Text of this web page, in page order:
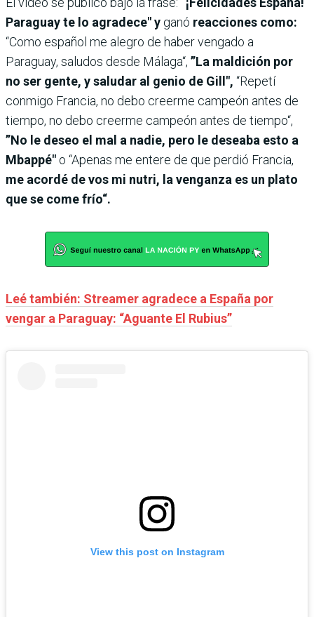
Paraguay te lo agradece" y ganó reacciones como:
“Como español me alegro de haber vengado a
Paraguay, saludos desde Málaga“, ”La maldición por
no ser gente, y saludar al genio de Gill", “Repetí
conmigo Francia, no debo creerme campeón antes de
tiempo, no debo creerme campeón antes de tiempo“,
”No le deseo el mal a nadie, pero le deseaba esto a
Mbappé" o “Apenas me entere de que perdió Francia,
me acordé de vos mi nutri, la venganza es un plato
que se come frío“.
Leé también: Streamer agradece a España por
vengar a Paraguay: “Aguante El Rubius”
View this post on Instagram